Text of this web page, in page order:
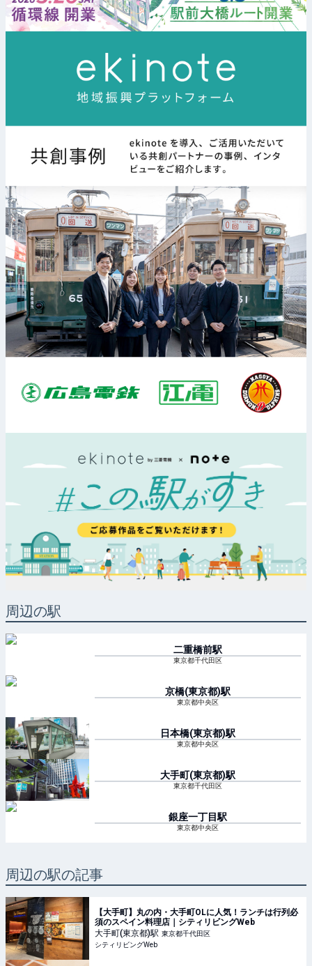
周辺の駅
二重橋前駅
東京都千代田区
京橋(東京都)駅
東京都中央区
日本橋(東京都)駅
東京都中央区
大手町(東京都)駅
東京都千代田区
銀座一丁目駅
東京都中央区
周辺の駅の記事
【大手町】丸の内・大手町OLに人気！ランチは行列必
須のスペイン料理店｜シティリビングWeb
大手町(東京都)駅 東京都千代田区
シティリビングWeb